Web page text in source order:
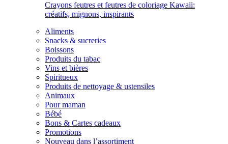
Crayons feutres et feutres de coloriage Kawaii:
créatifs, mignons, inspirants
Aliments
Snacks & sucreries
Boissons
Produits du tabac
Vins et bières
Spiritueux
Produits de nettoyage & ustensiles
Animaux
Pour maman
Bébé
Bons & Cartes cadeaux
Promotions
Nouveau dans l’assortiment